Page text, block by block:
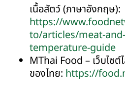
เนื้อสัตว์ (ภาษาอังกฤษ):
https://
to/articles/meat-
temperature-guide
MThai Food – เว็บไซต์
ของไทย: https://